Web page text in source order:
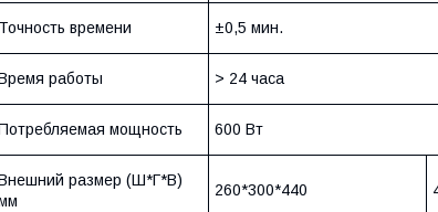
времени ±0,5 мин.
работы > 24 часа
мощность 600 Вт
размер (Ш*Г*В)
260*300*440